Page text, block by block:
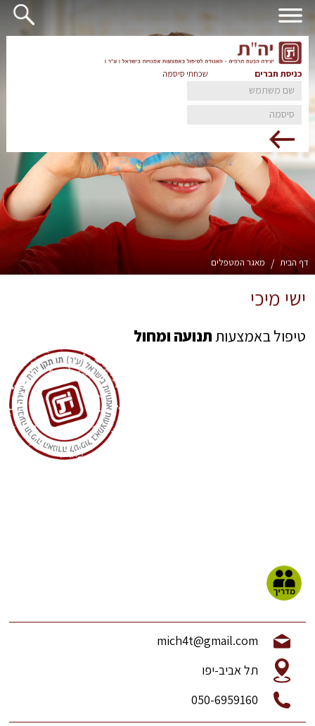
כניסת חברים שכחתי סיסמה
דף הבית / מאגר המטפלים
ישי מיכי
טיפול באמצעותתנועה ומחול
mich4t@gmail.com
תל אביב-יפו
050-6959160